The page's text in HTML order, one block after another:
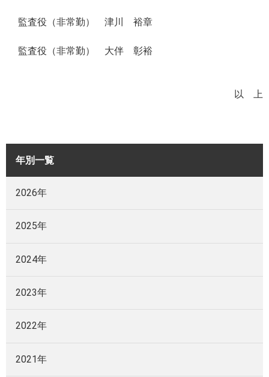
監査役（非常勤） 津川 裕章
監査役（非常勤） 大伴 彰裕
以 上
年別一覧
2026年
2025年
2024年
2023年
2022年
2021年